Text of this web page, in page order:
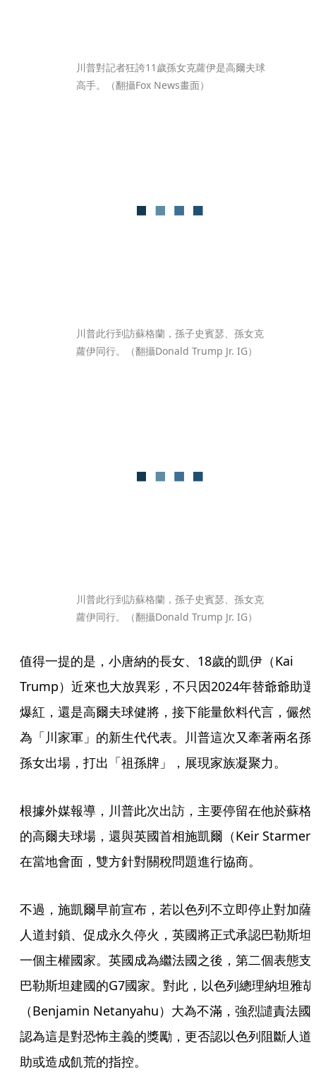
川普對記者狂誇11歲孫女克蘿伊是高爾夫球
高手。（翻攝Fox News畫面）
川普此行到訪蘇格蘭，孫子史賓瑟、孫女克
蘿伊同行。（翻攝Donald Trump Jr. IG）
川普此行到訪蘇格蘭，孫子史賓瑟、孫女克
蘿伊同行。（翻攝Donald Trump Jr. IG）
值得一提的是，小唐納的長女、18歲的凱伊（Kai
Trump）近來也大放異彩，不只因2024年替爺爺助選
爆紅，還是高爾夫球健將，接下能量飲料代言，儼然
為「川家軍」的新生代代表。川普這次又牽著兩名孫
孫女出場，打出「祖孫牌」，展現家族凝聚力。
根據外媒報導，川普此次出訪，主要停留在他於蘇格
的高爾夫球場，還與英國首相施凱爾（Keir Starmer
在當地會面，雙方針對關稅問題進行協商。
不過，施凱爾早前宣布，若以色列不立即停止對加薩
人道封鎖、促成永久停火，英國將正式承認巴勒斯坦
一個主權國家。英國成為繼法國之後，第二個表態支
巴勒斯坦建國的G7國家。對此，以色列總理納坦雅胡
（Benjamin Netanyahu）大為不滿，強烈譴責法國
認為這是對恐怖主義的獎勵，更否認以色列阻斷人道
助或造成飢荒的指控。